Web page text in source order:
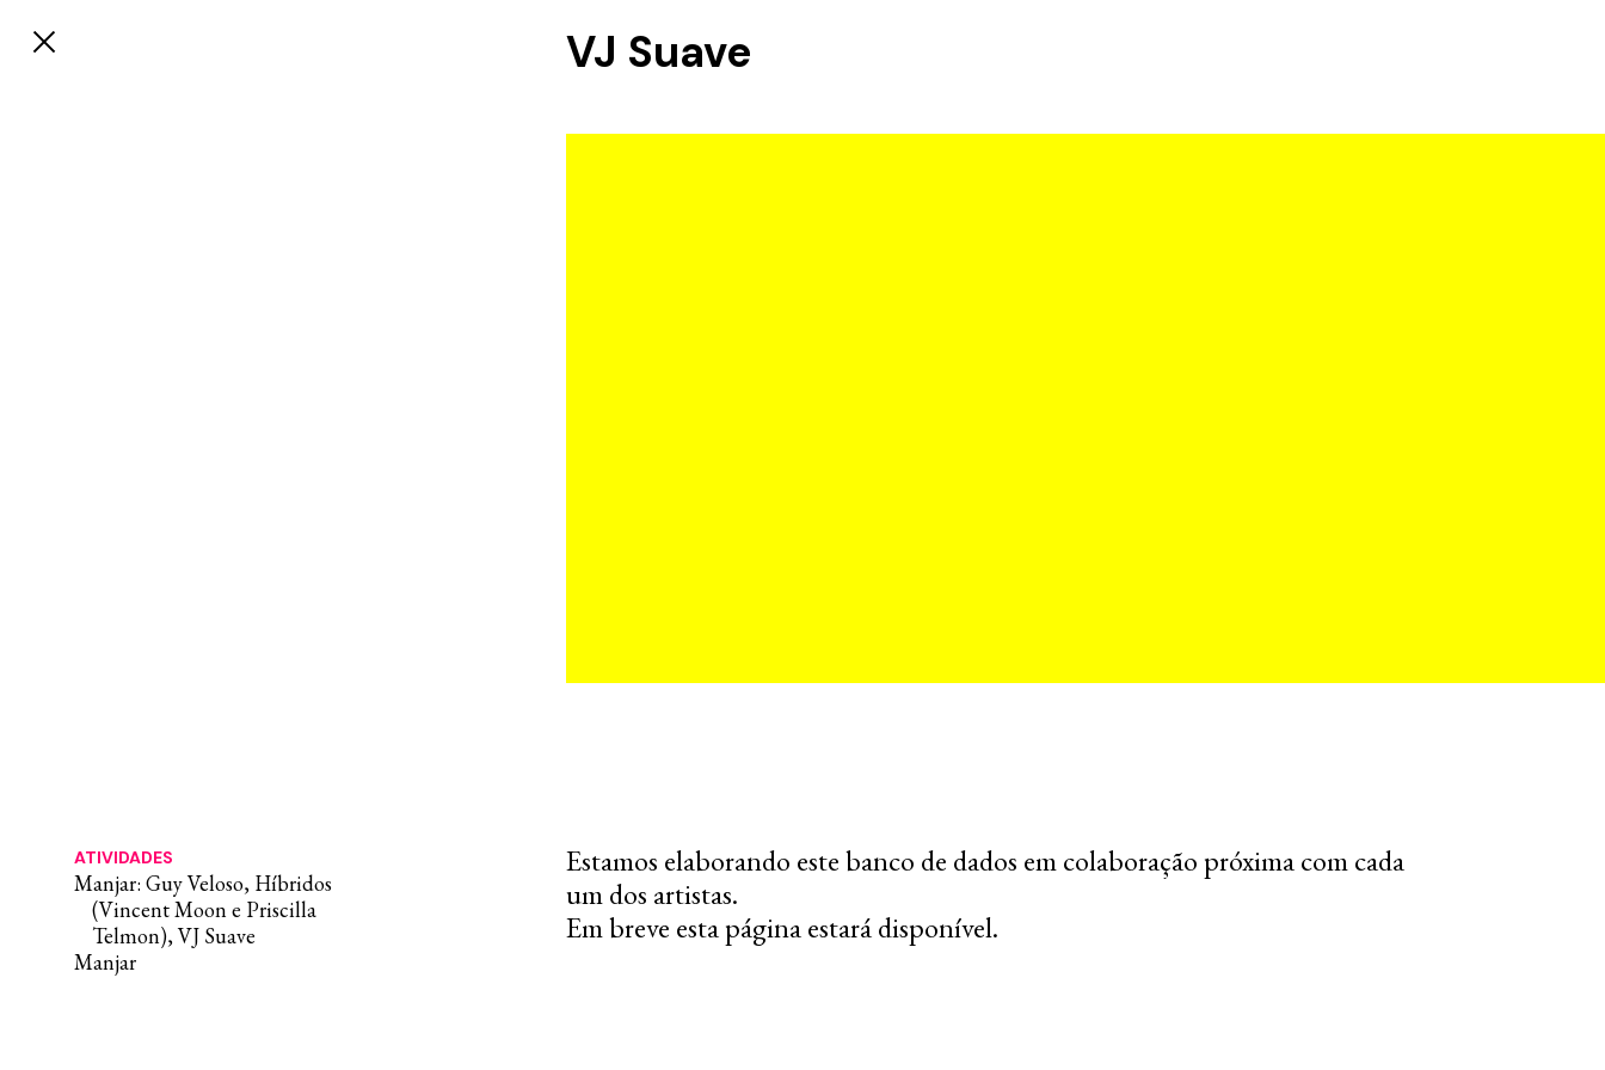
VJ Suave
ATIVIDADES
Manjar: Guy Veloso, Híbridos
(Vincent Moon e Priscilla
Telmon), VJ Suave
Manjar
Estamos elaborando este banco de dados em colaboração próxima com cada
um dos artistas.
Em breve esta página estará disponível.